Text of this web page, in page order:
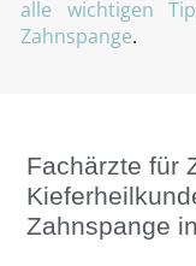
alle wichtigen
Zahnspange.
Fachärzte für
Zahnspange